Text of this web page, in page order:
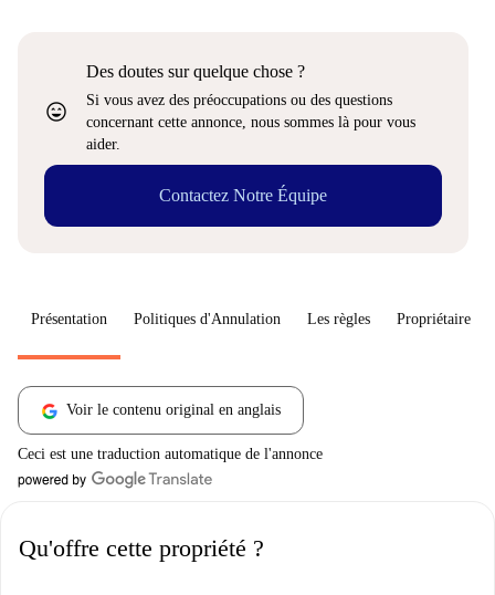
sentiment_very_satisfied
Des doutes sur quelque chose ?
Si vous avez des préoccupations ou des questions
concernant cette annonce, nous sommes là pour vous
aider.
Contactez Notre Équipe
Présentation Politiques d'Annulation Les règles Propriétaire
Voir le contenu original en anglais
Ceci est une traduction automatique de l'annonce
Qu'offre cette propriété ?